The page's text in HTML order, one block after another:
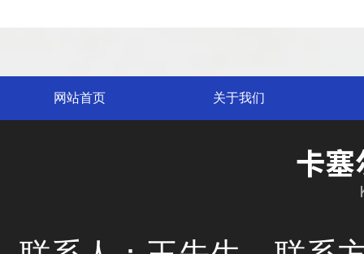
网站首页 关于我们